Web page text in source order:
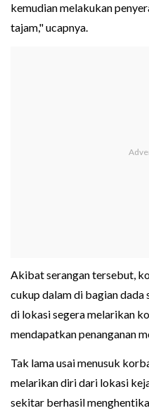
kemudian melakukan
tajam," ucapnya.
Akibat serangan tersebut,
cukup dalam di bagian
di lokasi segera melarikan
mendapatkan penanganan
Tak lama usai menusuk
melarikan diri dari lokasi
sekitar berhasil